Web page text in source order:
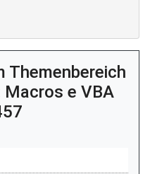
Themenbereich
Macros e VBA